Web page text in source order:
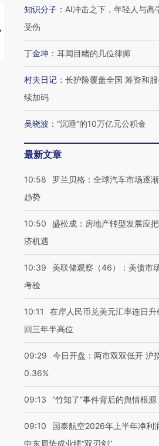
【推广】走进第四届链博
会，让数智科技“链”接产
【特别呈现】寻找
有意思的生活方式·第
知识分子 ： AI冲击之下，年轻人与高
受伤
丁金坤 ： 耳闻目睹的几位律师
村夫日记 ： 长护险覆盖全国 筹资和
续加码
吴晓波 ： “沉睡”的10万亿元公积金
最新文章
10:58
罗兰贝格：全球汽车市场逐
趋势
10:50
盛松成：房地产转型发展应
济机遇
10:39
美联储观察（46）：美债市
考验
10:11
在岸人民币兑美元汇率连日
回三年半高位
09:29
今日开盘：两市双双低开 沪
0.36%
09:13 “竹知了”事件背后的舆情根源
09:10
国泰航空2026年上半年净利
中东局势成业绩“双刃剑”